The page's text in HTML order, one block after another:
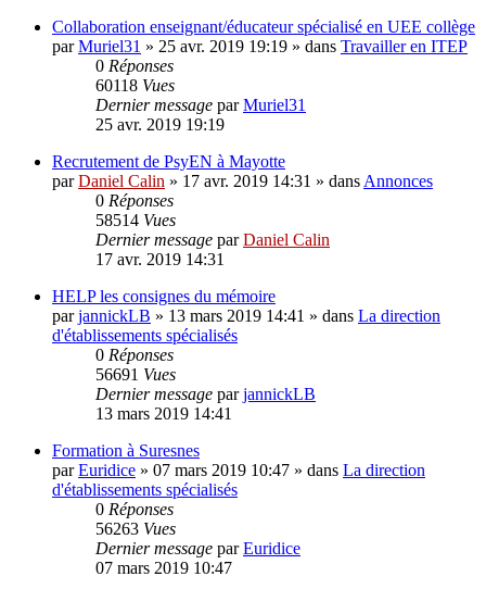
Collaboration enseignant/éducateur spécialisé en UEE collège
parMuriel31 » 25 avr. 2019 19:19 » dans Travailler en ITEP
0 Réponses
60118 Vues
Dernier message parMuriel31
25 avr. 2019 19:19
Recrutement de PsyEN à Mayotte
parDaniel Calin » 17 avr. 2019 14:31 » dans Annonces
0 Réponses
58514 Vues
Dernier message parDaniel Calin
17 avr. 2019 14:31
HELP les consignes du mémoire
parjannickLB » 13 mars 2019 14:41 » dans La direction
d'établissements spécialisés
0 Réponses
56691 Vues
Dernier message parjannickLB
13 mars 2019 14:41
Formation à Suresnes
parEuridice » 07 mars 2019 10:47 » dans La direction
d'établissements spécialisés
0 Réponses
56263 Vues
Dernier message parEuridice
07 mars 2019 10:47